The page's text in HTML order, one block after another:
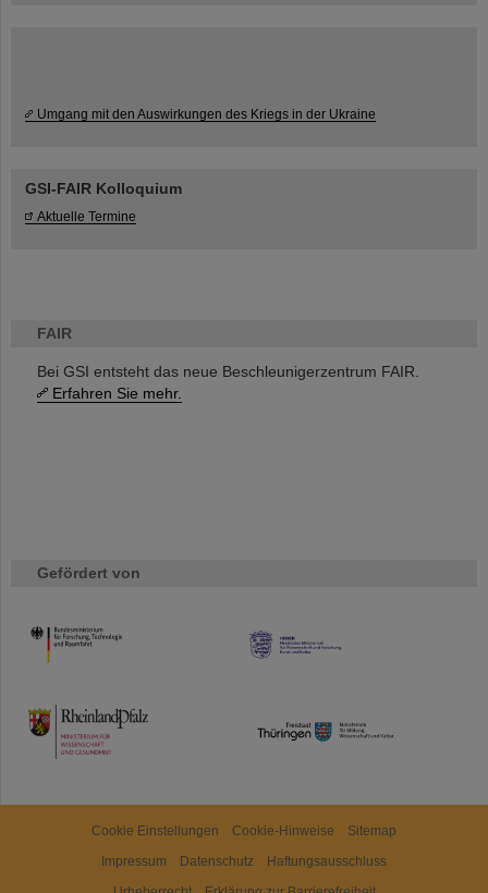
FAIR
Bei GSI entsteht das neue Beschleunigerzentrum FAIR.
Erfahren Sie mehr.
Gefördert von
HMWK
TMWWDG
Umgang mit den Auswirkungen des Kriegs in der Ukraine
GSI-FAIR Kolloquium
Aktuelle Termine
Cookie Einstellungen Cookie-Hinweise
Sitemap
Impressum
Datenschutz
Haftungsausschluss